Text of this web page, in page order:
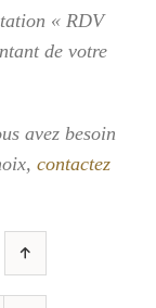
« RDV
de votre
avez besoin
contactez